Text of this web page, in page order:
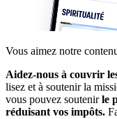
Vous aimez notre
Aidez-nous à couvrir
lisez et à soutenir la
vous pouvez soutenirle
réduisant vos impôts.